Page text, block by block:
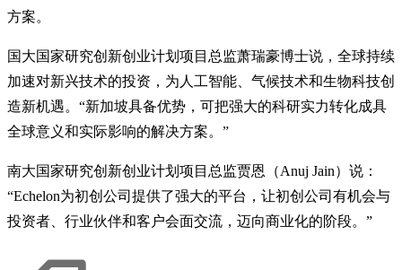
方案。
国大国家研究创新创业计划项目总监萧瑞豪博士说，全球持续
加速对新兴技术的投资，为人工智能、气候技术和生物科技创
造新机遇。“新加坡具备优势，可把强大的科研实力转化成具
全球意义和实际影响的解决方案。”
南大国家研究创新创业计划项目总监贾恩（Anuj Jain）说：
“Echelon为初创公司提供了强大的平台，让初创公司有机会与
投资者、行业伙伴和客户会面交流，迈向商业化的阶段。”